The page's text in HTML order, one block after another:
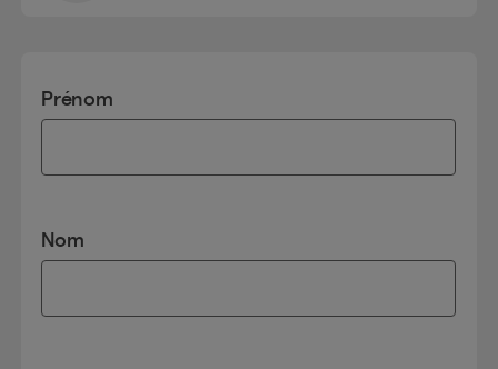
Prénom
Nom